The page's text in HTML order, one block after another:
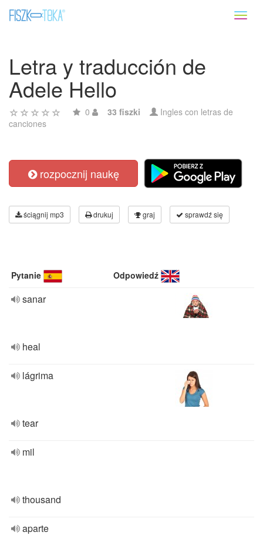
Letra y traducción de
Adele Hello
0 33 fiszki
Ingles con letras de
canciones
rozpocznij naukę
ściągnij mp3 drukuj graj sprawdź się
Pytanie Odpowiedź
sanar
heal
lágrima
tear
mil
thousand
aparte